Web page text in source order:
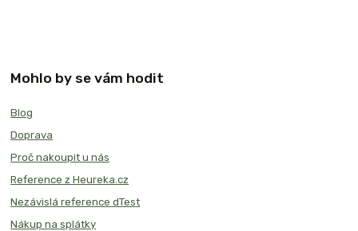
Mohlo by se vám hodit
Blog
Doprava
Proč nakoupit u nás
Reference z Heureka.cz
Nezávislá reference dTest
Nákup na splátky